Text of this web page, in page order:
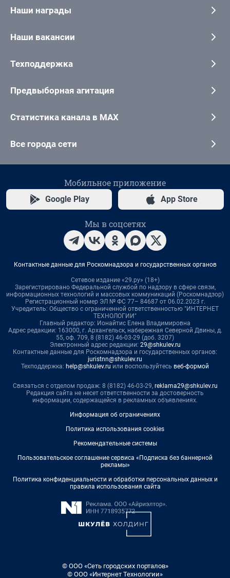
Наши награды
Наши вакансии
Техподдержка
Предвыборная агитация
Статистика канала в MAX
Все города сети
Мобильное приложение
Google Play App Store
Мы в соцсетях
Контактные данные для Роскомнадзора и государственных органов
Сетевое издание «29.ру» (18+)
Зарегистрировано Федеральной службой по надзору в сфере связи,
информационных технологий и массовых коммуникаций (Роскомнадзор)
Регистрационный номер ЭЛ № ФС 77– 84687 от 06.02.2023 г.
Учредитель: Общество с ограниченной ответственностью "ИНТЕРНЕТ
ТЕХНОЛОГИИ"
Главный редактор: Ионайтис Елена Владимировна
Адрес редакции: 163000, г. Архангельск, набережная Северной Двины, д.
55, оф. 709, 8 (8182) 46-03-29 (доб. 3207)
Электронный адрес редакции: 29@shkulev.ru
Контактные данные для Роскомнадзора и государственных органов:
juristnn@shkulev.ru
Техподдержка: help@shkulev.ru или воспользуйтесь веб-формой
Связаться с отделом продаж: 8 (8182) 46-03-29, reklama29@shkulev.ru
Редакция сайта не несет ответственности за достоверность
информации, содержащейся в рекламных объявлениях.
Информация об ограничениях
Политика использования cookies
Рекомендательные системы
Пользовательское соглашение сервиса «Подписка без баннерной
рекламы»
Политика конфиденциальности и обработки персональных данных и
правила использования сайта
© ООО «Сеть городских порталов»
© ООО «Интернет Технологии»